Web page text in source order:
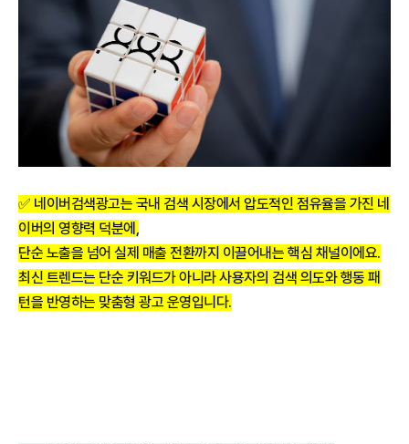
✅ 네이버검색광고는 국내 검색 시장에서 압도적인 점유율을 가진 네
이버의 영향력 덕분에,
단순 노출을 넘어 실제 매출 전환까지 이끌어내는 핵심 채널이에요.
최신 트렌드는 단순 키워드가 아니라 사용자의 검색 의도와 행동 패
턴을 반영하는 맞춤형 광고 운영입니다.